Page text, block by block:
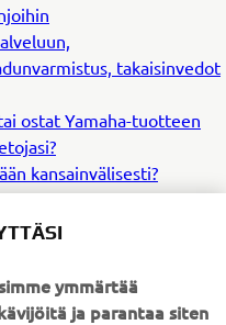
takaisinvedot
ostat Yamaha-tuotteen
kansainvälisesti?
ymmärtää
ja parantaa siten